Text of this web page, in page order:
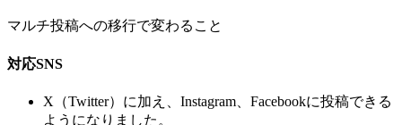
マルチ投稿への移行で変わること
対応SNS
X（Twitter）に加え、Instagram、Facebookに投稿できる
ようになりました。